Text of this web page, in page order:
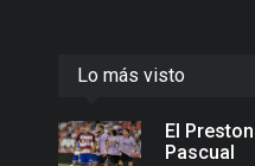
Lo más visto
El
Pascual